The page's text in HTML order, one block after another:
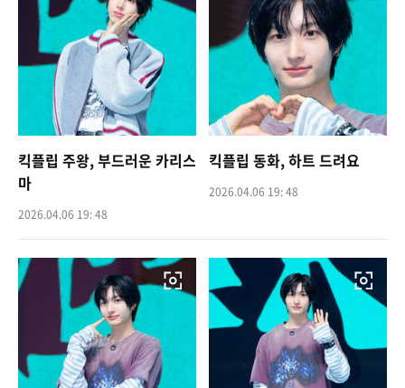
킥플립 주왕, 부드러운 카리스
마
2026.04.06 19: 48
킥플립 동화, 하트 드려요
2026.04.06 19: 48